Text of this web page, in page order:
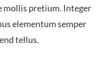
mollis pretium. Integer
elementum semper
tellus.